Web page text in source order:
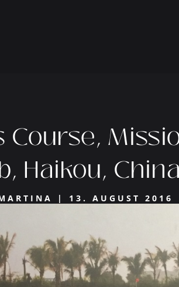
Haikou, China
| 13. AUGUST 2016